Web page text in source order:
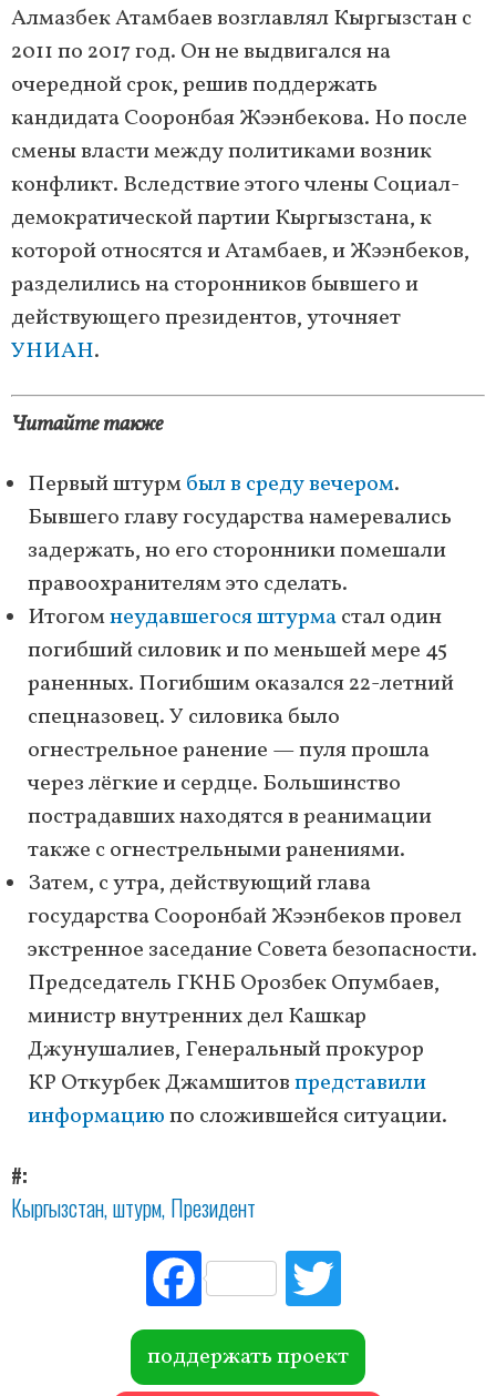
Алмазбек Атамбаев возглавлял Кыргызстан с
2011 по 2017 год. Он не выдвигался на
очередной срок, решив поддержать
кандидата Сооронбая Жээнбекова. Но после
смены власти между политиками возник
конфликт. Вследствие этого члены Социал-
демократической партии Кыргызстана, к
которой относятся и Атамбаев, и Жээнбеков,
разделились на сторонников бывшего и
действующего президентов, уточняет
УНИАН.
Читайте также
Первый штурмбыл в среду вечером.
Бывшего главу государства намеревались
задержать, но его сторонники помешали
правоохранителям это сделать.
Итогомнеудавшегося штурмастал один
погибший силовик и по меньшей мере 45
раненных. Погибшим оказался 22-летний
спецназовец. У силовика было
огнестрельное ранение — пуля прошла
через лёгкие и сердце. Большинство
пострадавших находятся в реанимации
также с огнестрельными ранениями.
Затем, с утра, действующий глава
государства Сооронбай Жээнбеков провел
экстренное заседание Совета безопасности.
Председатель ГКНБ Орозбек Опумбаев,
министр внутренних дел Кашкар
Джунушалиев, Генеральный прокурор
КР Откурбек Джамшитовпредставили
информациюпо сложившейся ситуации.
#
Кыргызстан штурм Президент
Fac
ebo
ok r
поддержать проект